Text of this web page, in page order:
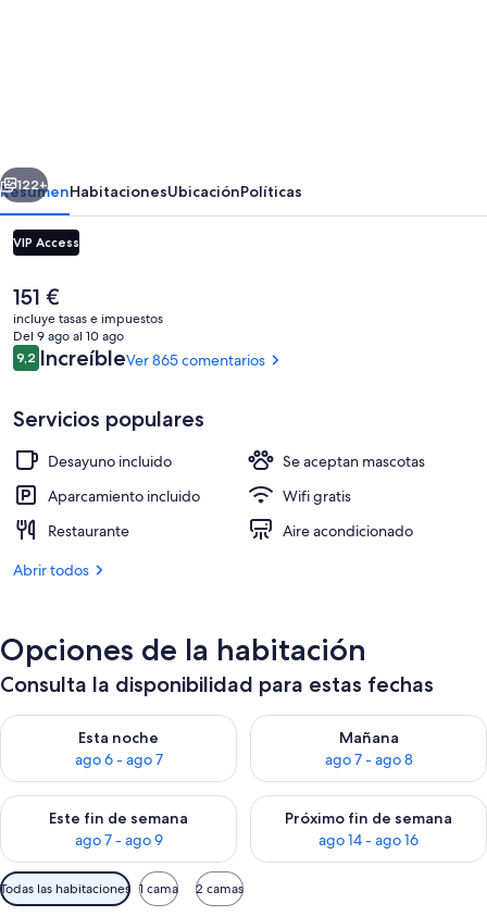
Siguiente
122+
ResumenHabitacionesUbicaciónPolíticas
VIP Access
El
precio
actual
es
de
151 €
incluye tasas e impuestos
Del 9 ago al 10 ago
Comentarios
9,29,2 de 10
IncreíbleVer 865 comentarios
Servicios populares
Desayuno incluido
Se aceptan mascotas
Aparcamiento incluido
Wifi gratis
Restaurante
Aire acondicionado
Abrir todos
Opciones de la habitación
Consulta la disponibilidad para estas fechas
Esta noche
ago 6 - ago 7
Consulta la disponibilidad para esta noche, ago 6 - ago 7
Mañana
ago 7 - ago 8
Consulta la disponibilidad
Este fin de semana
ago 7 - ago 9
Consulta la disponibilidad para este fin de semana, ago 7 -
Próximo fin de semana
ago 14 - ago 16
Consulta la disponibilidad
Filtros
disponibles
Todas las habitaciones 1 cama 2 camas